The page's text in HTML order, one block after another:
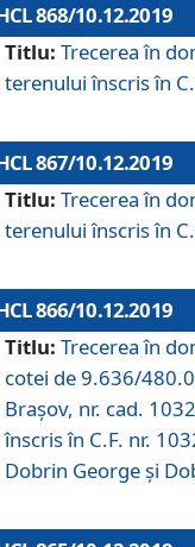
868/10.12.2019
Titlu: Trecerea în
terenului înscris în
867/10.12.2019
Titlu: Trecerea în
terenului înscris în
866/10.12.2019
Titlu: Trecerea în
cotei de 9.636/
Brașov, nr. cad.
înscris în C.F. nr.
Dobrin George și